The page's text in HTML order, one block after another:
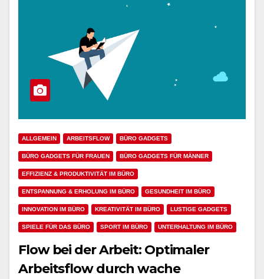
ALLGEMEIN ARBEITSFLOW BÜRO GADGETS
BÜRO GADGETS FÜR FRAUEN BÜRO GADGETS FÜR MÄNNER
EFFIZIENZ & PRODUKTIVITÄT IM BÜRO
ENTSPANNUNG & ERHOLUNG IM BÜRO GESUNDHEIT IM BÜRO
INNOVATION IM BÜRO KREATIVITÄT IM BÜRO LUSTIGE GADGETS
SPIELE FÜR DAS BÜRO SPORT IM BÜRO UNTERHALTUNG IM BÜRO
Flow bei der Arbeit: Optimaler
Arbeitsflow durch wache